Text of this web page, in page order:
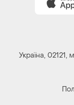
Україна,